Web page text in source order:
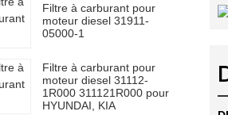
Filtre à carburant pour
moteur diesel 31911-
05000-1
Filtre à carburant pour
moteur diesel 31112-
1R000 311121R000 pour
HYUNDAI, KIA